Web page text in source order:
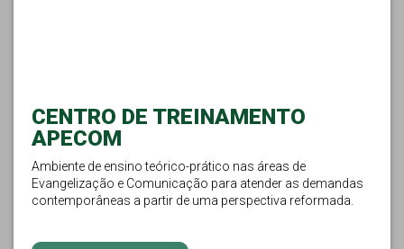
CENTRO DE TREINAMENTO
APECOM
Ambiente de ensino teórico-prático nas áreas de
Evangelização e Comunicação para atender as demandas
contemporâneas a partir de uma perspectiva reformada.